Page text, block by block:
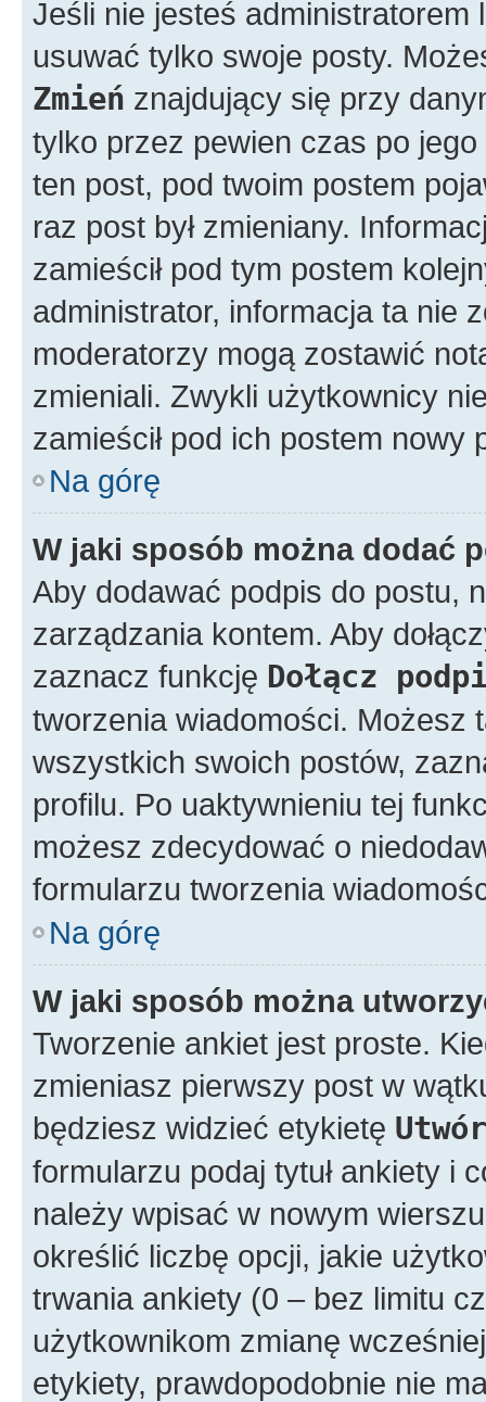
Jeśli nie jesteś
usuwać tylko swoje posty.
Zmień znajdujący się przy
tylko przez pewien czas po
ten post, pod twoim postem
raz post był zmieniany.
zamieścił pod tym postem
administrator, informacja ta nie
moderatorzy mogą zostawić
zmieniali. Zwykli użytkownicy
zamieścił pod ich postem nowy
Na górę
W jaki sposób można dodać
Aby dodawać podpis do postu,
zarządzania kontem. Aby
zaznacz funkcję Dołącz
tworzenia wiadomości. Możesz
wszystkich swoich postów,
profilu. Po uaktywnieniu tej
możesz zdecydować o
formularzu tworzenia
Na górę
W jaki sposób można
Tworzenie ankiet jest proste.
zmieniasz pierwszy post w
będziesz widzieć etykietę
formularzu podaj tytuł ankiety i
należy wpisać w nowym
określić liczbę opcji, jakie
trwania ankiety (0 – bez limitu
użytkownikom zmianę
etykiety, prawdopodobnie nie